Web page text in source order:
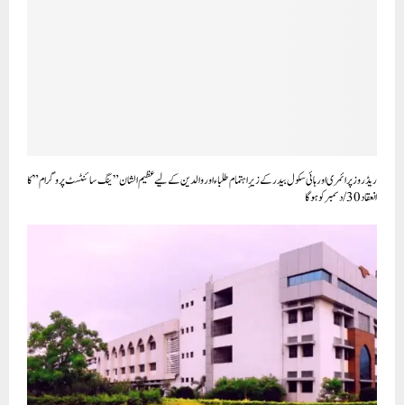
ریڈ روز پرائمری اور ہائی سکول بیدرکے زیرِاہتمام طلباء اور والدین کے لیے عظیم الشان”ینگ سائنٹسٹ پروگرام” کا
انعقاد30/دسمبرکو ہوگا